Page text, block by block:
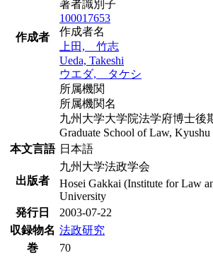
作成者
著者識別子
100017653
作成者名
上田, 竹志
Ueda, Takeshi
ウエダ, タケシ
所属機関
所属機関名
九州大学大学院法学府博士後
Graduate School of Law,
本文言語 日本語
出版者
九州大学法政学会
Hosei Gakkai (Institute for Law
University
発行日
2003-07-22
収録物名 法政研究
巻
70